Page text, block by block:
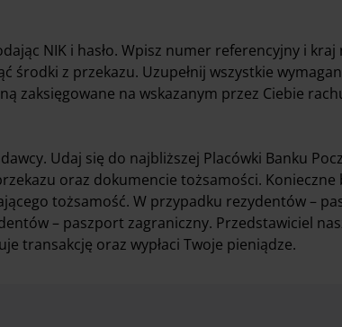
NIK i hasło. Wpisz numer referencyjny i kraj
środki z przekazu. Uzupełnij wszystkie
zaksięgowane na wskazanym przez Ciebie
Udaj się do najbliższej Placówki Banku
oraz dokumencie tożsamości. Konieczne
tożsamość. W przypadku rezydentów –
– paszport zagraniczny. Przedstawiciel
transakcję oraz wypłaci Twoje pieniądze.